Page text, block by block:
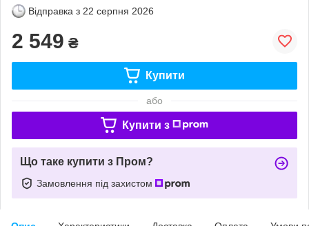
Відправка з 22 серпня 2026
2 549 ₴
Купити
або
Купити з
Що таке купити з Пром?
Замовлення під захистом